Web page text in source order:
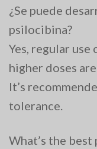
¿Se puede
psilocibina?
Yes, regular
higher doses
It’s
tolerance.
What’s the